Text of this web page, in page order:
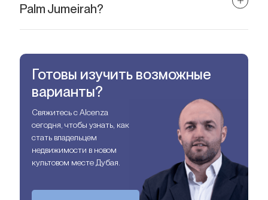
Palm Jumeirah?
инфраструктура нового поколения.
Готовы изучить возможные
варианты?
Свяжитесь с Alcenza
сегодня, чтобы узнать, как
стать владельцем
недвижимости в новом
культовом месте Дубая.